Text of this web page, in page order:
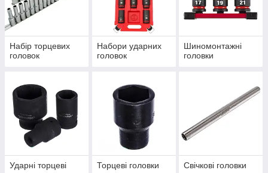
Набір торцевих
головок
Набори ударних
головок
Шиномонтажні
головки
Ударні торцеві
Торцеві головки Свічкові головки